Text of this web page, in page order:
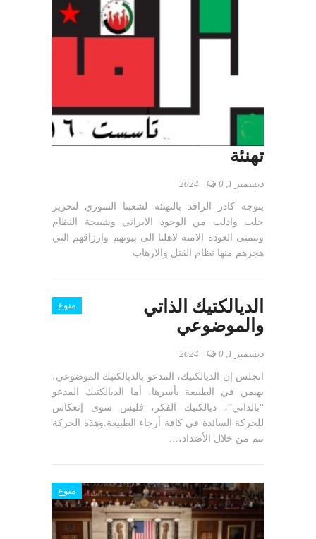
تهنئة
ديسمبر 1, 2024 0
يتوجه كادر الرافد بالتهنئة لشعبنا السوري لتحرير
حلب وادلب من الوجود الايراني وشبيحة النظام
ونتمنى العودة الامنة لاهلنا الى بيوتهم وارزاقهم التي
هجرهم منها نظام القتل والارهاب
منوع
الديالكتيك الذاتي
والموضوعي
ديسمبر 1, 2024 0
انجلس إن الديالكتيك، المدعو بالديالكتيك الموضوعي،
يهيمن في الطبيعة بأسرها، أما الديالكتيك المدعو
“بالذاتي”، ديالكتيك الفكر، فليس سوى إنعكاس
للحركة السائدة في كافة أرجاء الطبيعة.وهذه الحركة
تتم من خلال الأضداد،…
منوع